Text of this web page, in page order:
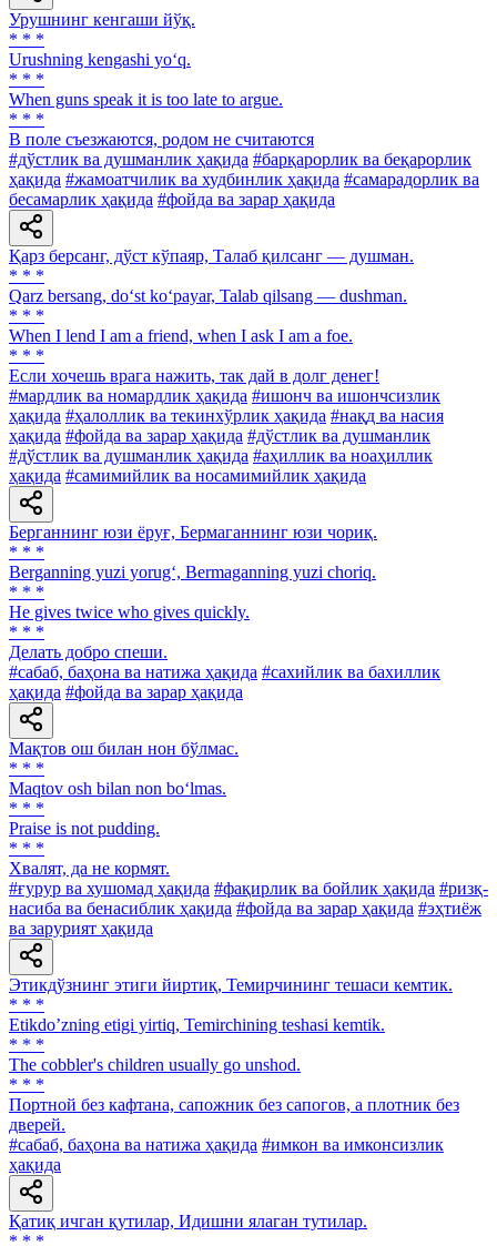
Урушнинг кенгаши йўқ.
* * *
Urushning kengashi yo‘q.
* * *
When guns speak it is too late to argue.
* * *
В поле съезжаются, родом не считаются
#дўстлик ва душманлик ҳақида #барқарорлик ва беқарорлик
ҳақида #жамоатчилик ва худбинлик ҳақида #самарадорлик ва
бесамарлик ҳақида #фойда ва зарар ҳақида
Қарз берсанг, дўст кўпаяр, Талаб қилсанг — душман.
* * *
Qarz bersang, do‘st ko‘payar, Talab qilsang — dushman.
* * *
When I lend I am a friend, when I ask I am a foe.
* * *
Если хочешь врага нажить, так дай в долг денег!
#мардлик ва номардлик ҳақида #ишонч ва ишончсизлик
ҳақида #ҳалоллик ва текинхўрлик ҳақида #нақд ва насия
ҳақида #фойда ва зарар ҳақида #дўстлик ва душманлик
#дўстлик ва душманлик ҳақида #аҳиллик ва ноаҳиллик
ҳақида #самимийлик ва носамимийлик ҳақида
Берганнинг юзи ёруғ, Бермаганнинг юзи чориқ.
* * *
Berganning yuzi yorug‘, Bermaganning yuzi choriq.
* * *
He gives twice who gives quickly.
* * *
Делать добро спеши.
#сабаб, баҳона ва натижа ҳақида #сахийлик ва бахиллик
ҳақида #фойда ва зарар ҳақида
Мақтов ош билан нон бўлмас.
* * *
Maqtov osh bilan non bo‘lmas.
* * *
Praise is not pudding.
* * *
Хвалят, да не кормят.
#ғурур ва хушомад ҳақида #фақирлик ва бойлик ҳақида #ризқ-
насиба ва бенасиблик ҳақида #фойда ва зарар ҳақида #эҳтиёж
ва зарурият ҳақида
Этикдўзнинг этиги йиртиқ, Темирчининг тешаси кемтик.
* * *
Etikdoʼzning etigi yirtiq, Temirchining teshasi kemtik.
* * *
The cobbler's children usually go unshod.
* * *
Портной без кафтана, сапожник без сапогов, а плотник без
дверей.
#сабаб, баҳона ва натижа ҳақида #имкон ва имконсизлик
ҳақида
Қатиқ ичган қутилар, Идишни ялаган тутилар.
* * *